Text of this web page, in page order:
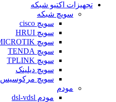
تجهیزات اکتیو شبکه
سویچ شبکه
سویچ cisco
سویچ HRUI
سویچ MICROTIK
سویچ TENDA
سویچ TPLINK
سویچ دیلینک
سویچ مرکوسیس
مودم
مودم dsl-vdsl